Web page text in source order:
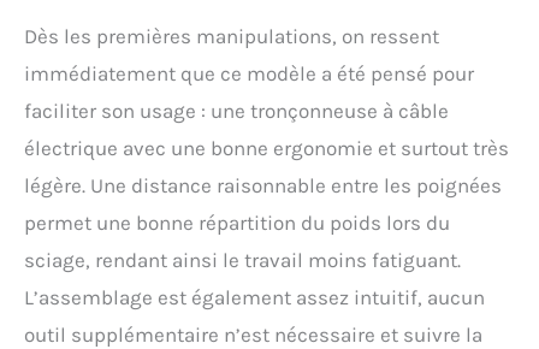
Dès les premières manipulations, on ressent
immédiatement que ce modèle a été pensé pour
faciliter son usage : une tronçonneuse à câble
électrique avec une bonne ergonomie et surtout très
légère. Une distance raisonnable entre les poignées
permet une bonne répartition du poids lors du
sciage, rendant ainsi le travail moins fatiguant.
L’assemblage est également assez intuitif, aucun
outil supplémentaire n’est nécessaire et suivre la